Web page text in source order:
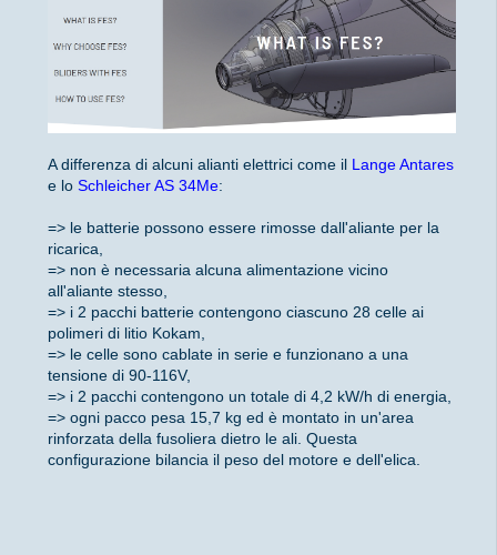
A differenza di alcuni alianti elettrici come il Lange Antares
e lo Schleicher AS 34Me:
=> le batterie possono essere rimosse dall'aliante per la
ricarica,
=> non è necessaria alcuna alimentazione vicino
all'aliante stesso,
=> i 2 pacchi batterie contengono ciascuno 28 celle ai
polimeri di litio Kokam,
=> le celle sono cablate in serie e funzionano a una
tensione di 90-116V,
=> i 2 pacchi contengono un totale di 4,2 kW/h di energia,
=> ogni pacco pesa 15,7 kg ed è montato in un'area
rinforzata della fusoliera dietro le ali. Questa
configurazione bilancia il peso del motore e dell'elica.